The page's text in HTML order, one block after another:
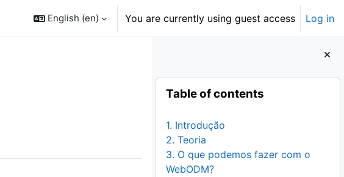
English ‎(en)‎ You are currently using guest access Log in
Blocks
Skip Table of contents
Table of contents
1. Introdução
2. Teoria
3. O que podemos fazer com o
WebODM?